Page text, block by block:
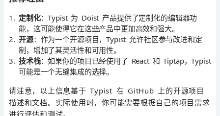
定制化：Typist 为 Doist 产品提供了定制化的编辑器功
能，这可能使得它在这些产品中更加高效和强大。
开源：作为一个开源项目，Typist 允许社区参与改进和定
制，增加了其灵活性和可用性。
技术栈：如果你的项目已经使用了 React 和 Tiptap，Typist
可能是一个无缝集成的选择。
请注意，以上信息基于 Typist 在 GitHub 上的开源项目
描述和文档。实际使用时，你可能需要根据自己的项目需求
进行评估和测试。